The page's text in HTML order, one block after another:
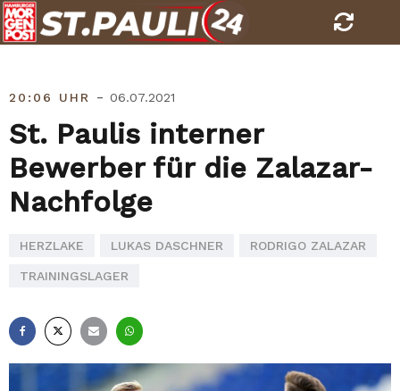
Skip
to
20:06 UHR - 06.07.2021
St. Paulis interner
Bewerber für die Zalazar-
Nachfolge
HERZLAKE LUKAS DASCHNER RODRIGO ZALAZAR
TRAININGSLAGER
Mail